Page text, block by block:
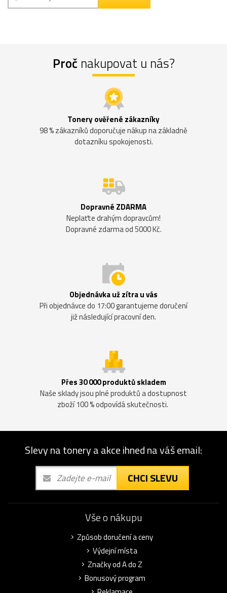
Proč nakupovat u nás?
Tonery ověřené zákazníky
98 % zákazníků doporučuje nákup na základně
dotazníku spokojenosti.
Dopravné ZDARMA
Neplaťte drahým dopravcům!
Dopravné zdarma od 5000 Kč.
Objednávka už zítra u vás
Při objednávce do 17:00 garantujeme doručení
již následující pracovní den.
Přes 30 000 produktů skladem
Naše sklady jsou plné produktů a dostupnost
zboží 100 % odpovídá skutečnosti.
Slevy na tonery a akce ihned na váš email:
CHCI SLEVU
Vše o nákupu
Způsob doručení a ceny
Výdejní místa
Značky od A do Z
Bonusový program